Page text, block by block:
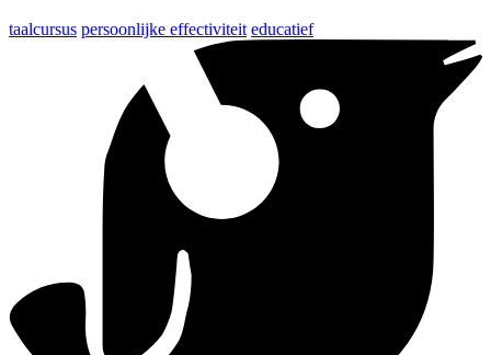
taalcursus persoonlijke effectiviteit educatief